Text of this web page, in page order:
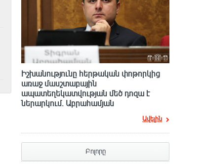
Իշխանությունը հերթական փոթորկից
առաջ մասշտաբային
ապատեղեկատվության մեծ դnզա է
ներարկում․ Աբրահամյան
Ավելին
Բոլորը